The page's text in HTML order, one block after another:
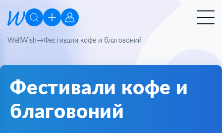
WellWish Фестивали кофе и благовоний
Фестивали кофе и
благовоний